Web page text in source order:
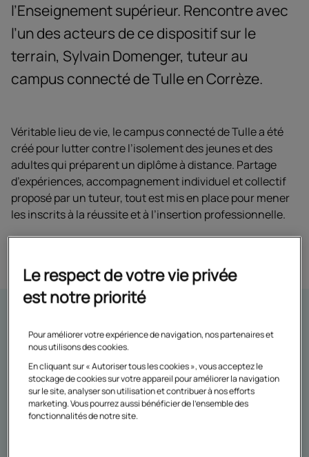
l’Enseignement supérieur. Rencontre avec
l’un des acteurs de ce dispositif sur le
terrain, Sylvain Domenger, tuteur au
campus connecté de Tulle en Corrèze.
Véritable lieu de vie, le campus connecté de Tulle a été
créé pour lutter contre l’isolement des jeunes et des
adultes qui préparent un diplôme à distance. Partage
d’expériences, accompagnement individuel et collectif
proposé par un tuteur, tout est mis en place pour mener
les inscrits à la réussite et à l’insertion professionnelle.
Sylvain Domenger
Le campus connecté de Tulle, son rôle en tant que
tuteur, l'accompagnement des inscrits, Sylvain revient
sur les points forts du dispositif.
Le respect de votre vie privée
est notre priorité
Pour améliorer votre expérience de navigation, nos partenaires et
nous utilisons des cookies.
En cliquant sur « Autoriser tous les cookies », vous acceptez le
stockage de cookies sur votre appareil pour améliorer la navigation
sur le site, analyser son utilisation et contribuer à nos efforts
marketing. Vous pourrez aussi bénéficier de l'ensemble des
fonctionnalités de notre site.